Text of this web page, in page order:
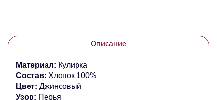
Описание
Материал: Кулирка
Состав: Хлопок 100%
Цвет: Джинсовый
Узор: Перья